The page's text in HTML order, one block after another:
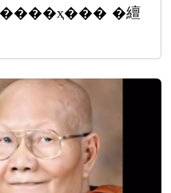
�繵